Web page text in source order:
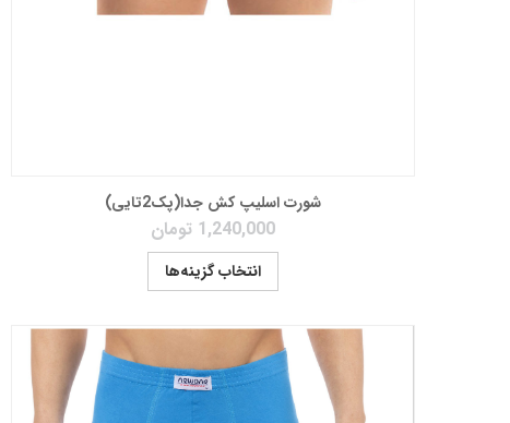
شورت اسلیپ کش جدا(پک2تایی)
1,240,000 تومان
انتخاب گزینه‌ها